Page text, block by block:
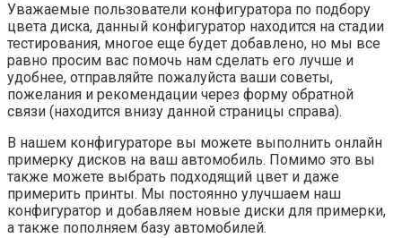
Уважаемые пользователи конфигуратора по подбору
цвета диска, данный конфигуратор находится на стадии
тестирования, многое еще будет добавлено, но мы все
равно просим вас помочь нам сделать его лучше и
удобнее, отправляйте пожалуйста ваши советы,
пожелания и рекомендации через форму обратной
связи (находится внизу данной страницы справа).
В нашем конфигураторе вы можете выполнить онлайн
примерку дисков на ваш автомобиль. Помимо это вы
также можете выбрать подходящий цвет и даже
примерить принты. Мы постоянно улучшаем наш
конфигуратор и добавляем новые диски для примерки,
а также пополняем базу автомобилей.